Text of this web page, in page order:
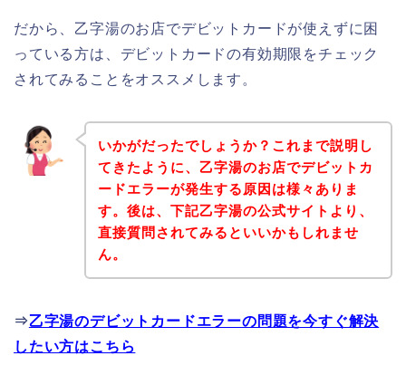
だから、乙字湯のお店でデビットカードが使えずに困
っている方は、デビットカードの有効期限をチェック
されてみることをオススメします。
いかがだったでしょうか？これまで説明し
てきたように、乙字湯のお店でデビットカ
ードエラーが発生する原因は様々ありま
す。後は、下記乙字湯の公式サイトより、
直接質問されてみるといいかもしれませ
ん。
⇒乙字湯のデビットカードエラーの問題を今すぐ解決
したい方はこちら